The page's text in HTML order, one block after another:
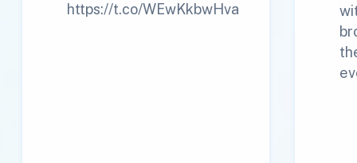
https://t.co/WEwKkbwHva